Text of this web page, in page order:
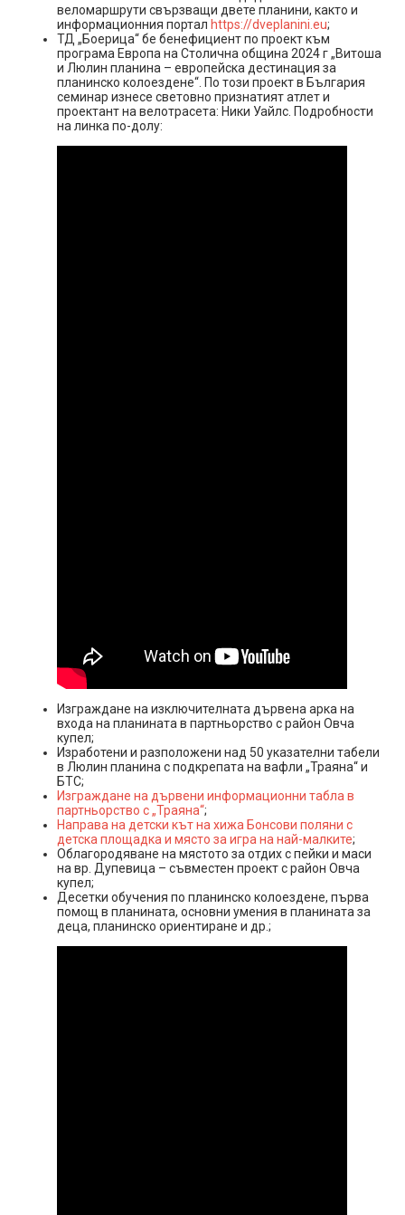
веломаршрути свързващи двете планини, както и
информационния портал https://dveplanini.eu;
ТД „Боерица“ бе бенефициент по проект към
програма Европа на Столична община 2024 г „Витоша
и Люлин планина – европейска дестинация за
планинско колоездене“. По този проект в България
семинар изнесе световно признатият атлет и
проектант на велотрасета: Ники Уайлс. Подробности
на линка по-долу:
Изграждане на изключителната дървена арка на
входа на планината в партньорство с район Овча
купел;
Изработени и разположени над 50 указателни табели
в Люлин планина с подкрепата на вафли „Траяна“ и
БТС;
Изграждане на дървени информационни табла в
партньорство с „Траяна“;
Направа на детски кът на хижа Бонсови поляни с
детска площадка и място за игра на най-малките;
Облагородяване на мястото за отдих с пейки и маси
на вр. Дупевица – съвместен проект с район Овча
купел;
Десетки обучения по планинско колоездене, първа
помощ в планината, основни умения в планината за
деца, планинско ориентиране и др.;